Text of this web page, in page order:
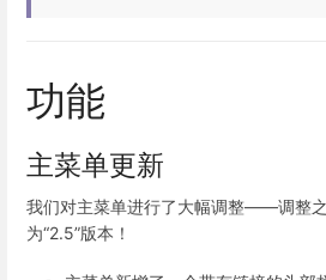
功能
主菜单更新
我们对主菜单进行了大幅调整——调整
为“2.5”版本！